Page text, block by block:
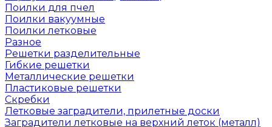
Поилки для пчел
Поилки вакуумные
Поилки летковые
Разное
Решетки разделительные
Гибкие решетки
Металлические решетки
Пластиковые решетки
Скребки
Летковые заградители, прилетные доски
Заградители летковые на верхний леток (металл)